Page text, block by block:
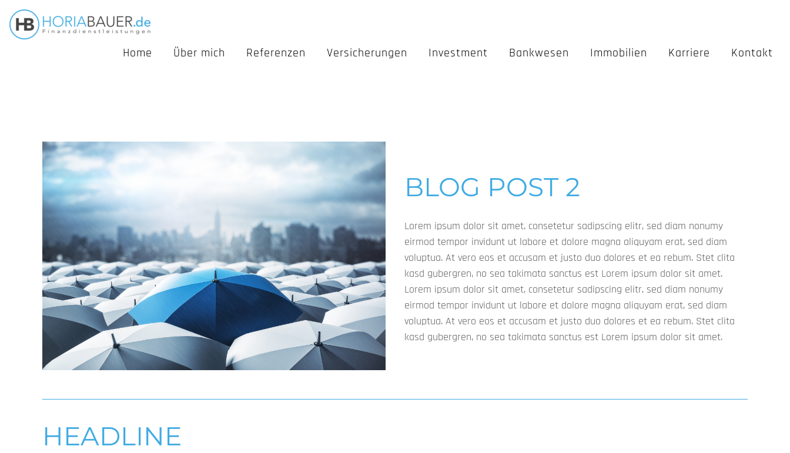
Home Über mich Referenzen Versicherungen Investment Bankwesen Immobilien Karriere Kontakt
BLOG POST 2
Lorem ipsum dolor sit amet, consetetur sadipscing elitr, sed diam nonumy
eirmod tempor invidunt ut labore et dolore magna aliquyam erat, sed diam
voluptua. At vero eos et accusam et justo duo dolores et ea rebum. Stet clita
kasd gubergren, no sea takimata sanctus est Lorem ipsum dolor sit amet.
Lorem ipsum dolor sit amet, consetetur sadipscing elitr, sed diam nonumy
eirmod tempor invidunt ut labore et dolore magna aliquyam erat, sed diam
voluptua. At vero eos et accusam et justo duo dolores et ea rebum. Stet clita
kasd gubergren, no sea takimata sanctus est Lorem ipsum dolor sit amet.
HEADLINE